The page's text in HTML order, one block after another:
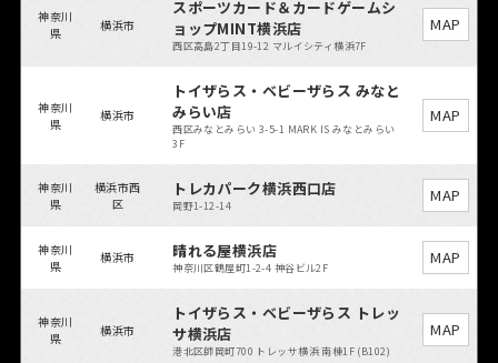
神奈川
県
横浜市
スポーツカード＆カードゲームシ
ョップMINT横浜店
西区高島2丁目19-12 マルイシティ横浜7F
MAP
神奈川
県
横浜市
トイザらス・ベビーザらス みなと
みらい店
西区みなとみらい 3-5-1 MARK IS みなとみらい
3F
MAP
神奈川
県
横浜市西
区
トレカパーク横浜西口店
岡野1-12-14
MAP
神奈川
県
横浜市 晴れる屋横浜店
神奈川区鶴屋町1-2-4 神谷ビル2F
MAP
神奈川
県
横浜市
トイザらス・ベビーザらス トレッ
サ横浜店
港北区師岡町700 トレッサ横浜 南棟1F (B102)
MAP